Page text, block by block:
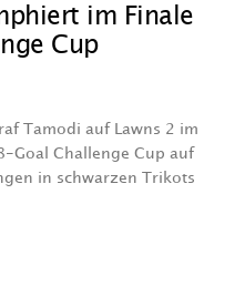
im Finale
Cup
Tamodi auf Lawns 2 im
Goal Challenge Cup auf
in schwarzen Trikots